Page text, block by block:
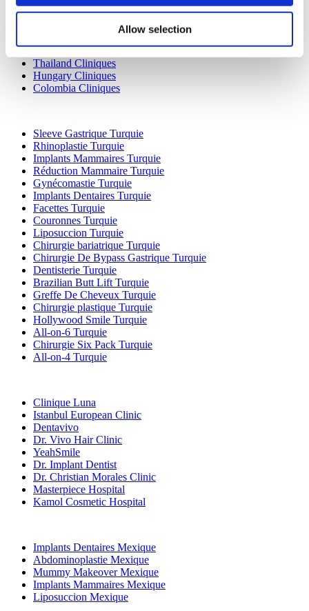
Allow selection
Turquie Cliniques
Poland Cliniques
Thailand Cliniques
Hungary Cliniques
Colombia Cliniques
Sleeve Gastrique Turquie
Rhinoplastie Turquie
Implants Mammaires Turquie
Réduction Mammaire Turquie
Gynécomastie Turquie
Implants Dentaires Turquie
Facettes Turquie
Couronnes Turquie
Liposuccion Turquie
Chirurgie bariatrique Turquie
Chirurgie De Bypass Gastrique Turquie
Dentisterie Turquie
Brazilian Butt Lift Turquie
Greffe De Cheveux Turquie
Chirurgie plastique Turquie
Hollywood Smile Turquie
All-on-6 Turquie
Chirurgie Six Pack Turquie
All-on-4 Turquie
Clinique Luna
Istanbul European Clinic
Dentavivo
Dr. Vivo Hair Clinic
YeahSmile
Dr. Implant Dentist
Dr. Christian Morales Clinic
Masterpiece Hospital
Kamol Cosmetic Hospital
Implants Dentaires Mexique
Abdominoplastie Mexique
Mummy Makeover Mexique
Implants Mammaires Mexique
Liposuccion Mexique